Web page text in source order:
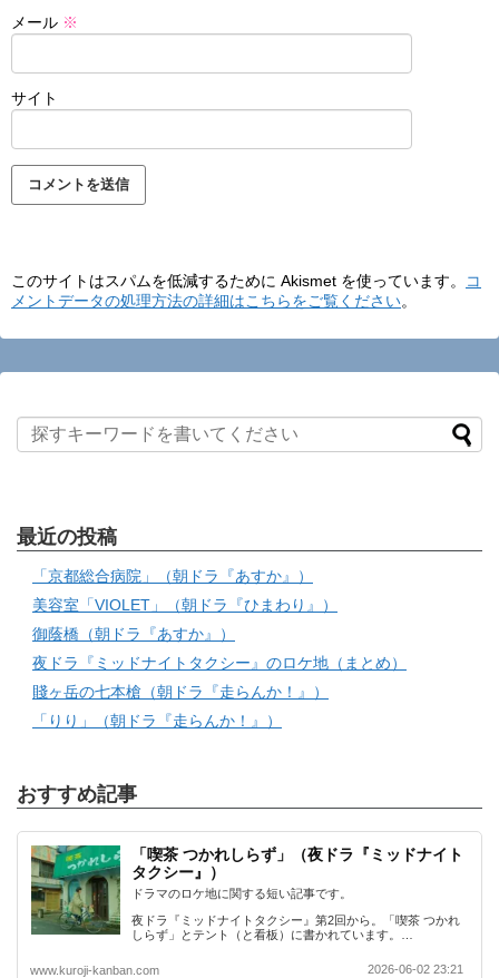
メール ※
サイト
このサイトはスパムを低減するために Akismet を使っています。
コ
メントデータの処理方法の詳細はこちらをご覧ください。
最近の投稿
「京都総合病院」（朝ドラ『あすか』）
美容室「VIOLET」（朝ドラ『ひまわり』）
御蔭橋（朝ドラ『あすか』）
夜ドラ『ミッドナイトタクシー』のロケ地（まとめ）
賤ヶ岳の七本槍（朝ドラ『走らんか！』）
「りり」（朝ドラ『走らんか！』）
おすすめ記事
「喫茶 つかれしらず」（夜ドラ『ミッドナイト
タクシー』）
ドラマのロケ地に関する短い記事です。
夜ドラ『ミッドナイトタクシー』第2回から。「喫茶 つかれ
しらず」とテント（と看板）に書かれています。…
www.kuroji-kanban.com 2026-06-02 23:21